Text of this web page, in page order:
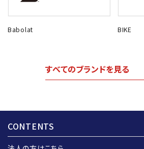
Babolat BIKE
すべてのブランドを見る
CONTENTS